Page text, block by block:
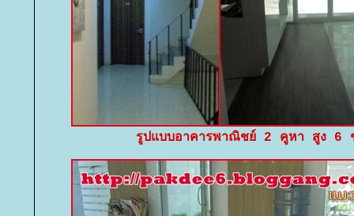
รูปแบบอาคารพาณิชย์ 2 คูหา สูง 6